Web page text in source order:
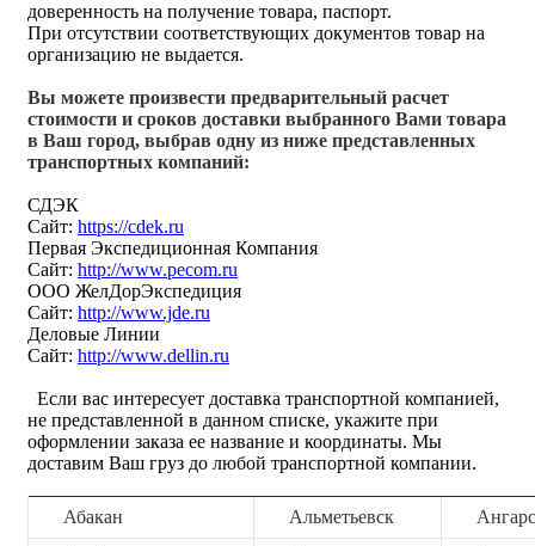
доверенность на получение товара, паспорт.
При отсутствии соответствующих документов товар на
организацию не выдается.
Вы можете произвести предварительный расчет
стоимости и сроков доставки выбранного Вами товара
в Ваш город, выбрав одну из ниже представленных
транспортных компаний:
СДЭК
Сайт: https://cdek.ru
Первая Экспедиционная Компания
Сайт: http://www.pecom.ru
ООО ЖелДорЭкспедиция
Сайт: http://www.jde.ru
Деловые Линии
Сайт: http://www.dellin.ru
Если вас интересует доставка транспортной компанией,
не представленной в данном списке, укажите при
оформлении заказа ее название и координаты. Мы
доставим Ваш груз до любой транспортной компании.
Абакан Альметьевск